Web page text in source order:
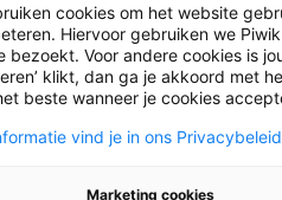
cookies om het website
Hiervoor gebruiken we
bezoekt. Voor andere cookies is
klikt, dan ga je akkoord met
beste wanneer je cookies
vind je in ons
Marketing cookies